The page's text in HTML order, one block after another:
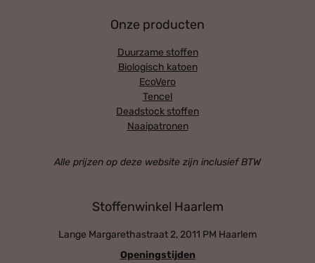
Onze producten
Duurzame stoffen
Biologisch katoen
EcoVero
Tencel
Deadstock stoffen
Naaipatronen
Alle prijzen op deze website zijn inclusief BTW
Stoffenwinkel Haarlem
Lange Margarethastraat 2, 2011 PM Haarlem
Openingstijden